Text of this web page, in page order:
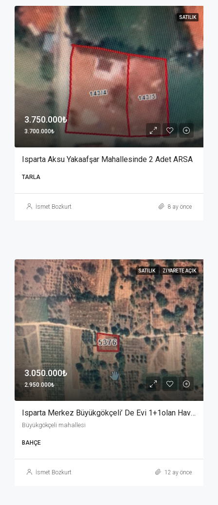
SATILIK
3.750.000₺
3.700.000₺
Isparta Aksu Yakaafşar Mahallesinde 2 Adet ARSA
TARLA
İsmet Bozkurt 8 ay önce
SATILIK ZIYARETE AÇIK
3.050.000₺
2.950.000₺
Isparta Merkez Büyükgökçeli’ De Evi 1+1olan Havuzlu BAHÇE
Büyükgökçeli mahallesi
BAHÇE
İsmet Bozkurt 12 ay önce